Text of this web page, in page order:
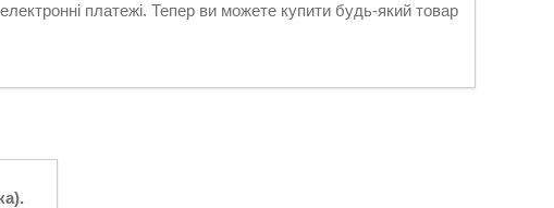
електронні платежі. Тепер ви можете купити будь-який товар